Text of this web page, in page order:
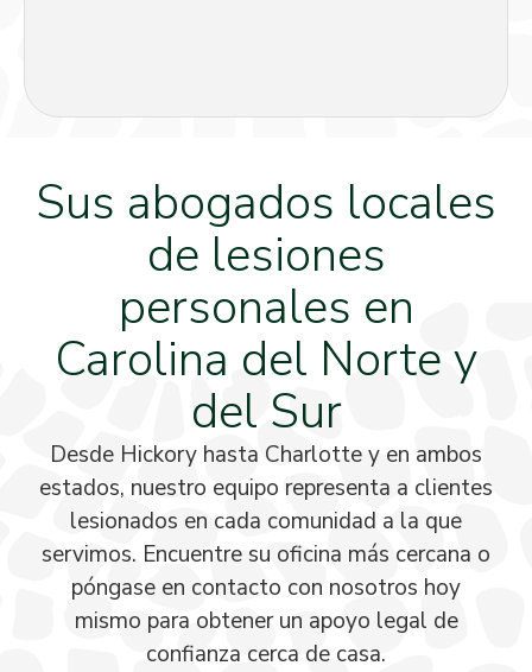
Sus abogados locales
de lesiones
personales en
Carolina del Norte y
del Sur
Desde Hickory hasta Charlotte y en ambos
estados, nuestro equipo representa a clientes
lesionados en cada comunidad a la que
servimos. Encuentre su oficina más cercana o
póngase en contacto con nosotros hoy
mismo para obtener un apoyo legal de
confianza cerca de casa.